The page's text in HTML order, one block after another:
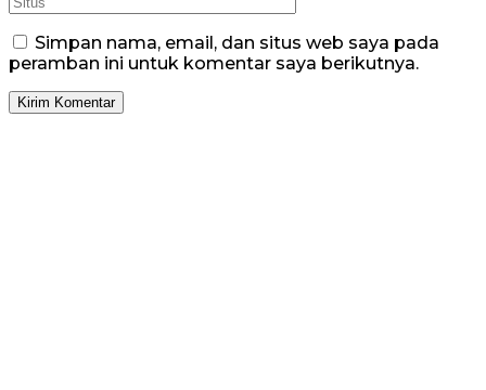
Simpan nama, email, dan situs web saya pada
peramban ini untuk komentar saya berikutnya.